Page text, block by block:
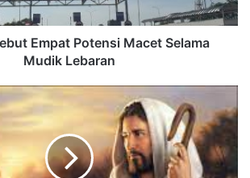
Empat Potensi Macet Selama
Mudik Lebaran